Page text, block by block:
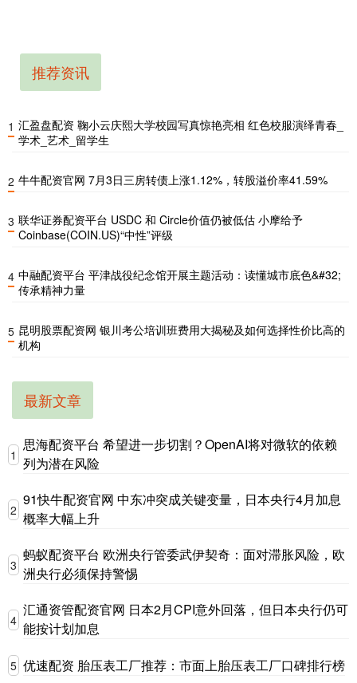
推荐资讯
1 汇盈盘配资 鞠小云庆熙大学校园写真惊艳亮相 红色校服演绎青春_
学术_艺术_留学生
2 牛牛配资官网 7月3日三房转债上涨1.12%，转股溢价率41.59%
3 联华证券配资平台 USDC 和 Circle价值仍被低估 小摩给予
Coinbase(COIN.US)“中性”评级
4 中融配资平台 平津战役纪念馆开展主题活动：读懂城市底色&#32;
传承精神力量
5 昆明股票配资网 银川考公培训班费用大揭秘及如何选择性价比高的
机构
最新文章
1
思海配资平台 希望进一步切割？OpenAI将对微软的依赖
列为潜在风险
2
91快牛配资官网 中东冲突成关键变量，日本央行4月加息
概率大幅上升
3
蚂蚁配资平台 欧洲央行管委武伊契奇：面对滞胀风险，欧
洲央行必须保持警惕
4
汇通资管配资官网 日本2月CPI意外回落，但日本央行仍可
能按计划加息
5 优速配资 胎压表工厂推荐：市面上胎压表工厂口碑排行榜